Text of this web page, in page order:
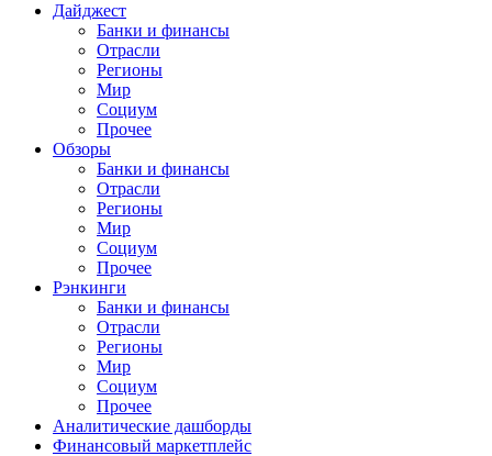
Дайджест
Банки и финансы
Отрасли
Регионы
Мир
Социум
Прочее
Обзоры
Банки и финансы
Отрасли
Регионы
Мир
Социум
Прочее
Рэнкинги
Банки и финансы
Отрасли
Регионы
Мир
Социум
Прочее
Аналитические дашборды
Финансовый маркетплейс